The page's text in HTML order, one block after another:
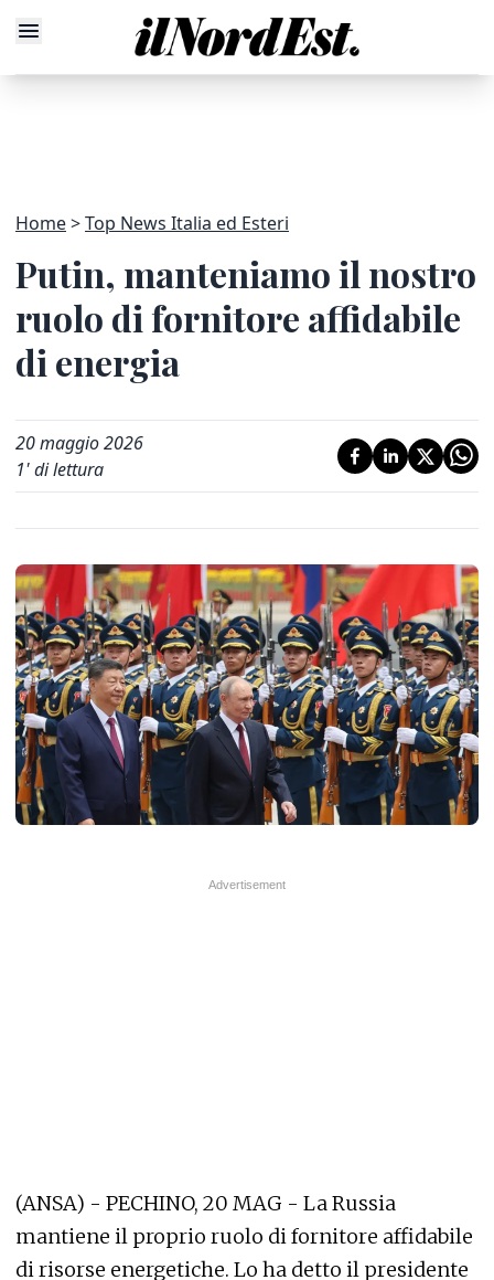
Home Top News Italia ed Esteri
Putin, manteniamo il nostro
ruolo di fornitore affidabile
di energia
20 maggio 2026
1' di lettura
(ANSA) - PECHINO, 20 MAG - La Russia
mantiene il proprio ruolo di fornitore affidabile
di risorse energetiche. Lo ha detto il presidente